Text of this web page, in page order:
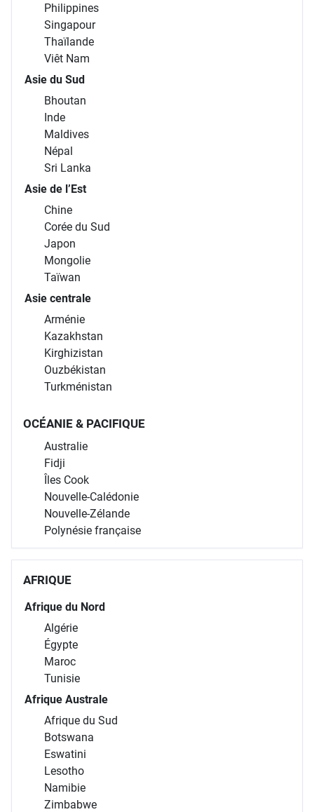
Philippines
Singapour
Thaïlande
Viêt Nam
Asie du Sud
Bhoutan
Inde
Maldives
Népal
Sri Lanka
Asie de l’Est
Chine
Corée du Sud
Japon
Mongolie
Taïwan
Asie centrale
Arménie
Kazakhstan
Kirghizistan
Ouzbékistan
Turkménistan
OCÉANIE & PACIFIQUE
Australie
Fidji
Îles Cook
Nouvelle-Calédonie
Nouvelle-Zélande
Polynésie française
AFRIQUE
Afrique du Nord
Algérie
Égypte
Maroc
Tunisie
Afrique Australe
Afrique du Sud
Botswana
Eswatini
Lesotho
Namibie
Zimbabwe